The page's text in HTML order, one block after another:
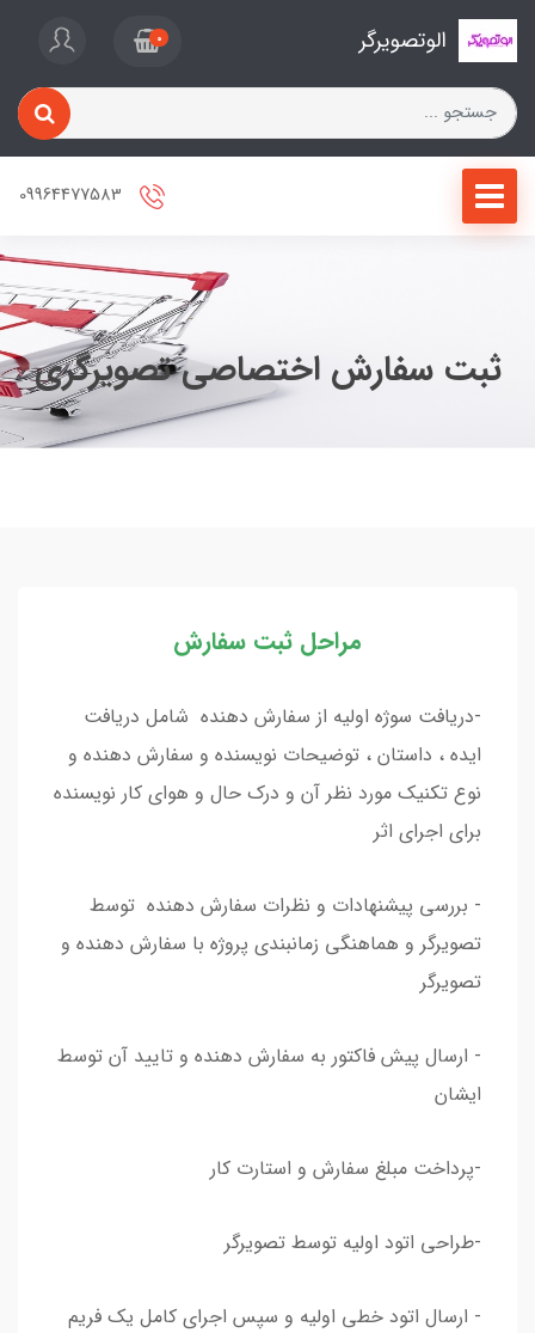
الوتصویرگر 0
ثبت سفارش اختصاصی تصویرگری
مراحل ثبت سفارش
-دریافت سوژه اولیه از سفارش دهنده شامل دریافت
ایده ، داستان ، توضیحات نویسنده و سفارش دهنده و
نوع تکنیک مورد نظر آن و درک حال و هوای کار نویسنده
برای اجرای اثر
- بررسی پیشنهادات و نظرات سفارش دهنده توسط
تصویرگر و هماهنگی زمانبندی پروژه با سفارش دهنده و
تصویرگر
- ارسال پیش فاکتور به سفارش دهنده و تایید آن توسط
ایشان
-پرداخت مبلغ سفارش و استارت کار
-طراحی اتود اولیه توسط تصویرگر
- ارسال اتود خطی اولیه و سپس اجرای کامل یک فریم